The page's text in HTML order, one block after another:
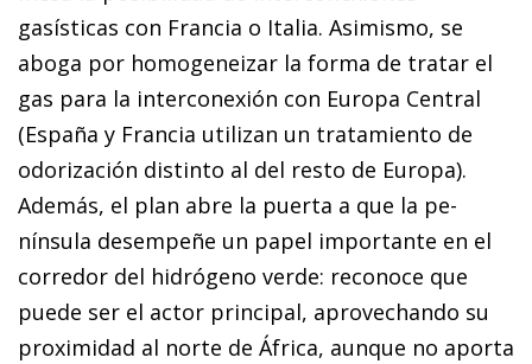
gasísticas con Francia o Italia. Asimismo, se
aboga por homogeneizar la forma de tratar el
gas para la interconexión con Europa Central
(España y Francia utilizan un tratamiento de
odorización distinto al del resto de Europa).
Además, el plan abre la puerta a que la pe­­
nínsula desempeñe un papel importante en el
corredor del hidrógeno verde: reconoce que
puede ser el actor principal, aprovechando su
proximidad al norte de África, aunque no aporta